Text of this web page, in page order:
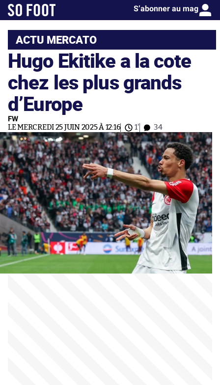
S’abonner au mag
ACTU MERCATO
Hugo Ekitike a la cote
chez les plus grands
d’Europe
FW
LE MERCREDI 25 JUIN 2025 À 12:16 1' 34